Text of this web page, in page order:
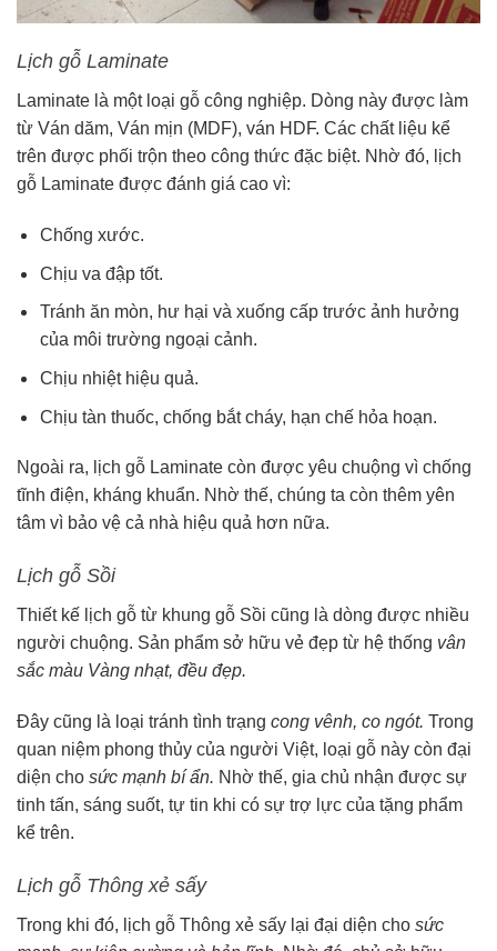
Lịch gỗ Laminate
Laminate là một loại gỗ công nghiệp. Dòng này được làm
từ Ván dăm, Ván mịn (MDF), ván HDF. Các chất liệu kể
trên được phối trộn theo công thức đặc biệt. Nhờ đó, lịch
gỗ Laminate được đánh giá cao vì:
Chống xước.
Chịu va đập tốt.
Tránh ăn mòn, hư hại và xuống cấp trước ảnh hưởng
của môi trường ngoại cảnh.
Chịu nhiệt hiệu quả.
Chịu tàn thuốc, chống bắt cháy, hạn chế hỏa hoạn.
Ngoài ra, lịch gỗ Laminate còn được yêu chuộng vì chống
tĩnh điện, kháng khuẩn. Nhờ thế, chúng ta còn thêm yên
tâm vì bảo vệ cả nhà hiệu quả hơn nữa.
Lịch gỗ Sồi
Thiết kế lịch gỗ từ khung gỗ Sồi cũng là dòng được nhiều
người chuộng. Sản phẩm sở hữu vẻ đẹp từ hệ thống vân
sắc màu Vàng nhạt, đều đẹp.
Đây cũng là loại tránh tình trạng cong vênh, co ngót. Trong
quan niệm phong thủy của người Việt, loại gỗ này còn đại
diện cho sức mạnh bí ẩn. Nhờ thế, gia chủ nhận được sự
tinh tấn, sáng suốt, tự tin khi có sự trợ lực của tặng phẩm
kể trên.
Lịch gỗ Thông xẻ sấy
Trong khi đó, lịch gỗ Thông xẻ sấy lại đại diện cho sức